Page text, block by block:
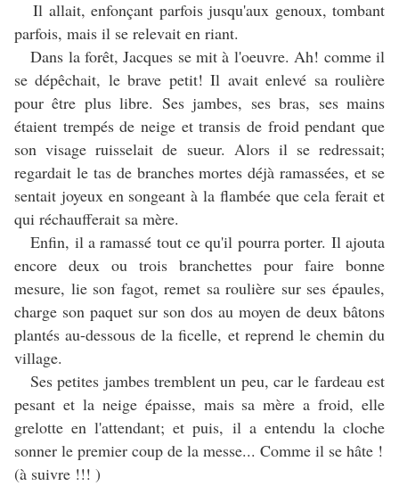
Il allait, enfonçant parfois jusqu'aux genoux, tombant
parfois, mais il se relevait en riant.
Dans la forêt, Jacques se mit à l'oeuvre. Ah! comme il
se dépêchait, le brave petit! Il avait enlevé sa roulière
pour être plus libre. Ses jambes, ses bras, ses mains
étaient trempés de neige et transis de froid pendant que
son visage ruisselait de sueur. Alors il se redressait;
regardait le tas de branches mortes déjà ramassées, et se
sentait joyeux en songeant à la flambée que cela ferait et
qui réchaufferait sa mère.
Enfin, il a ramassé tout ce qu'il pourra porter. Il ajouta
encore deux ou trois branchettes pour faire bonne
mesure, lie son fagot, remet sa roulière sur ses épaules,
charge son paquet sur son dos au moyen de deux bâtons
plantés au-dessous de la ficelle, et reprend le chemin du
village.
Ses petites jambes tremblent un peu, car le fardeau est
pesant et la neige épaisse, mais sa mère a froid, elle
grelotte en l'attendant; et puis, il a entendu la cloche
sonner le premier coup de la messe... Comme il se hâte !
(à suivre !!! )